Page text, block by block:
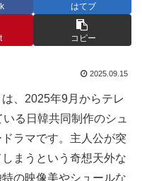
はてブ
コピー
2025.09.15
、2025年9月からテレ
る日韓共同制作のシュ
ラマです。主人公が突
まうという奇想天外な
の映像美やシュールな